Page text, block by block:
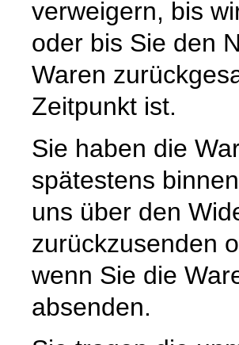
verweigern, bis
oder bis Sie den
Waren
Zeitpunkt ist.
Sie haben die
spätestens
uns über den
zurückzusenden
wenn Sie die
absenden.